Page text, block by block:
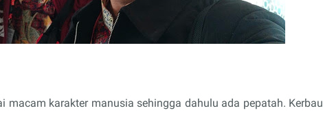
macam karakter manusia sehingga dahulu ada pepatah. Kerbau